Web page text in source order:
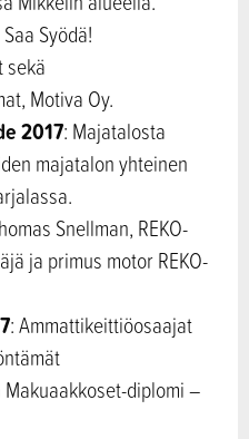
Saa Syödä!
sekä
Motiva Oy.
2017: Majatalosta
majatalon yhteinen
Snellman, REKO-
ja primus motor REKO-
: Ammattikeittiöosaajat
diplomi –